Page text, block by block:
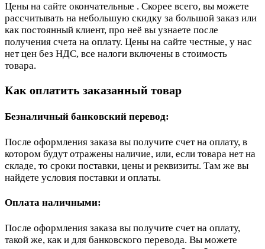
Цены на сайте окончательные . Скорее всего, вы можете
рассчитывать на небольшую скидку за большой заказ или
как постоянный клиент, про неё вы узнаете после
получения счета на оплату. Цены на сайте честные, у нас
нет цен без НДС, все налоги включены в стоимость
товара.
Как оплатить заказанный товар
Безналичный банковский перевод:
После оформления заказа вы получите счет на оплату, в
котором будут отражены наличие, или, если товара нет на
складе, то сроки поставки, цены и реквизиты. Там же вы
найдете условия поставки и оплаты.
Оплата наличными:
После оформления заказа вы получите счет на оплату,
такой же, как и для банковского перевода. Вы можете